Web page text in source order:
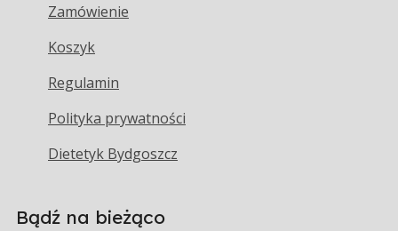
Zamówienie
Koszyk
Regulamin
Polityka prywatności
Dietetyk Bydgoszcz
Bądź na bieżąco